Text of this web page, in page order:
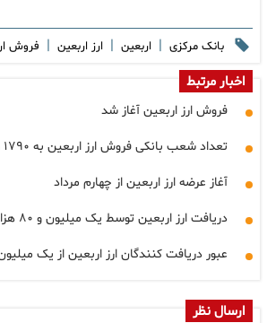
بانک مرکزی | اربعین | ارز اربعین | فروش
اخبار مرتبط
فروش ارز اربعین آغاز شد
تعداد شعب بانکی فروش ارز اربعین به ۱۷۹۰ رسید
آغاز عرضه ارز اربعین از چهارم مرداد
دریافت ارز اربعین توسط یک میلیون و ۸۰ هزار نفر
عبور دریافت کنندگان ارز اربعین از یک
ارسال نظر